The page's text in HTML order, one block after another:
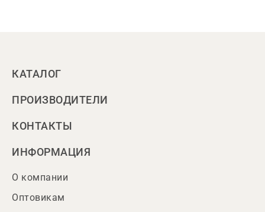
КАТАЛОГ
ПРОИЗВОДИТЕЛИ
КОНТАКТЫ
ИНФОРМАЦИЯ
О компании
Оптовикам